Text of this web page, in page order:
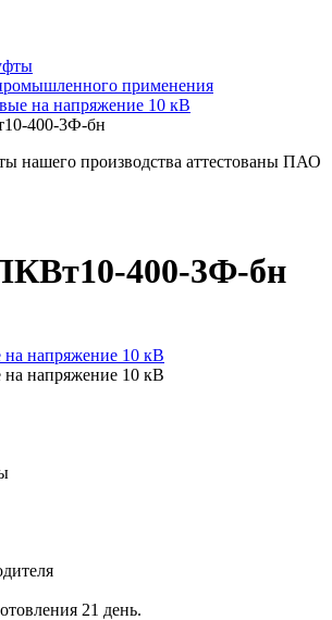
применения
на напряжение 10 кВ
400-3Ф-бн
нашего производства аттестованы ПАО
400-3Ф-бн
21 день.